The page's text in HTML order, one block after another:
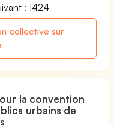
: 1424
collective sur
la convention
urbains de